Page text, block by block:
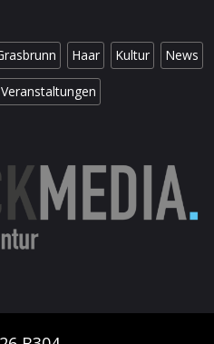
Haar Kultur News
Veranstaltungen